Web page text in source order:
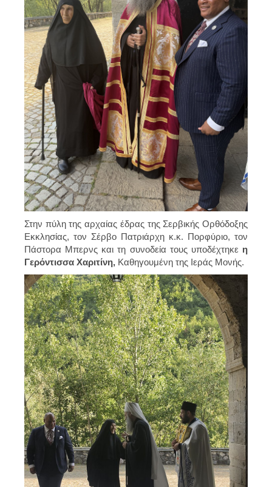
Στην πύλη της αρχαίας έδρας της Σερβικής Ορθόδοξης
Εκκλησίας, τον Σέρβο Πατριάρχη κ.κ. Πορφύριο, τον
Πάστορα Μπερνς και τη συνοδεία τους υποδέχτηκε η
Γερόντισσα Χαριτίνη, Καθηγουμένη της Ιεράς Μονής.